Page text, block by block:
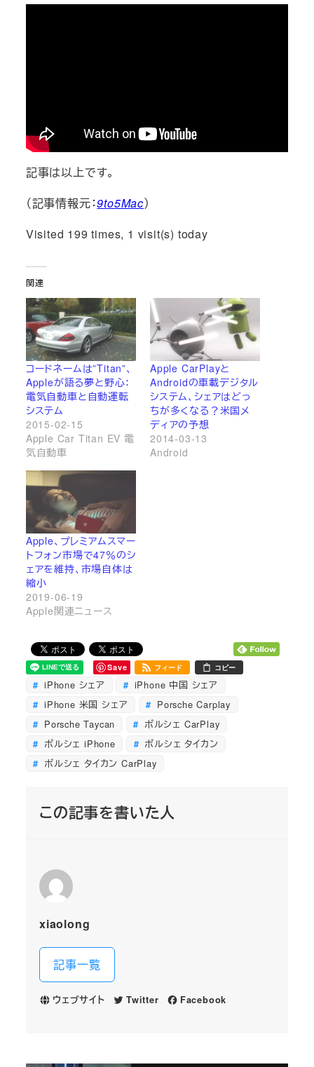
記事は以上です。
（記事情報元：9to5Mac）
Visited 199 times, 1 visit(s) today
関連
コードネームは”Titan”、
Appleが語る夢と野心：
電気自動車と自動運転
システム
2015-02-15
Apple Car Titan EV 電
気自動車
Apple CarPlayと
Androidの車載デジタル
システム、シェアはどっ
ちが多くなる？米国メ
ディアの予想
2014-03-13
Android
Apple、プレミアムスマー
トフォン市場で47％のシ
ェアを維持、市場自体は
縮小
2019-06-19
Apple関連ニュース
Save フィード コピー
iPhone シェア
iPhone 中国 シェア
iPhone 米国 シェア
Porsche Carplay
Porsche Taycan
ポルシェ CarPlay
ポルシェ iPhone
ポルシェ タイカン
ポルシェ タイカン CarPlay
この記事を書いた人
xiaolong
記事一覧
ウェブサイト Twitter Facebook